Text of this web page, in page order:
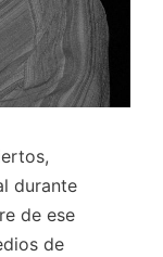
durante
de ese
de